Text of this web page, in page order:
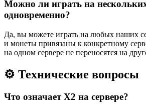
Можно ли играть на
одновременно?
Да, вы можете играть на любых наших
и монеты привязаны к конкретному
на одном сервере не переносятся на
⚙️ Технические вопросы
Что означает X2 на сервере?